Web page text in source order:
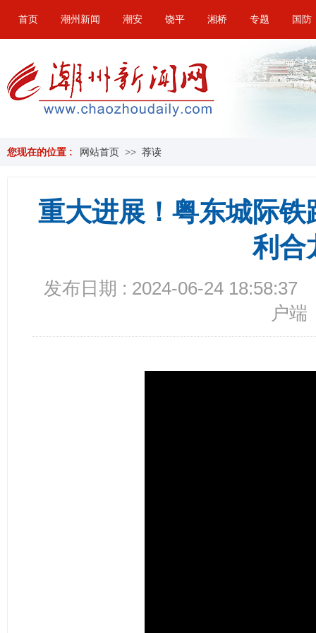
首页 潮州新闻 潮安 饶平 湘桥 专题 国防
您现在的位置 : 网站首页 >> 荐读
重大进展！粤东城际
利合
发布日期 : 2024-06-24 18:58:37
户端